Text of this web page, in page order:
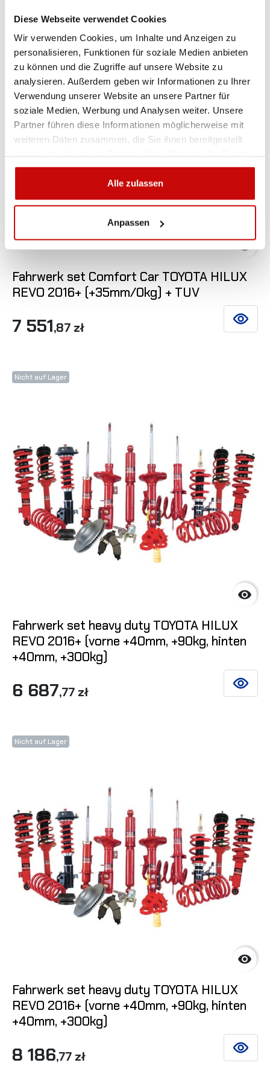
Diese Webseite verwendet Cookies
Wir verwenden Cookies, um Inhalte und Anzeigen zu
personalisieren, Funktionen für soziale Medien anbieten
zu können und die Zugriffe auf unsere Website zu
analysieren. Außerdem geben wir Informationen zu Ihrer
Verwendung unserer Website an unsere Partner für
soziale Medien, Werbung und Analysen weiter. Unsere
Partner führen diese Informationen möglicherweise mit
weiteren Daten zusammen, die Sie ihnen bereitgestellt
gesammelt haben.
Alle zulassen
Anpassen

Fahrwerk set Comfort Car TOYOTA HILUX
REVO 2016+ (+35mm/0kg) + TUV
7 551,87 zł SIEHE
Nicht auf Lager

Fahrwerk set heavy duty TOYOTA HILUX
REVO 2016+ (vorne +40mm, +90kg, hinten
+40mm, +300kg)
6 687,77 zł SIEHE
Nicht auf Lager

Fahrwerk set heavy duty TOYOTA HILUX
REVO 2016+ (vorne +40mm, +90kg, hinten
+40mm, +300kg)
8 186,77 zł SIEHE